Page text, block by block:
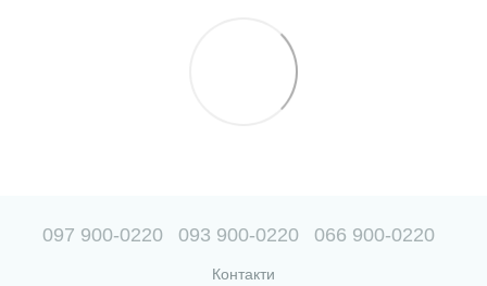
097 900-0220 093 900-0220 066 900-0220
Контакти